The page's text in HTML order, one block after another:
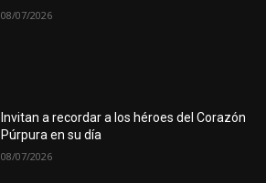
08/07/2026
Invitan a recordar a los héroes del Corazón
Púrpura en su día
08/07/2026